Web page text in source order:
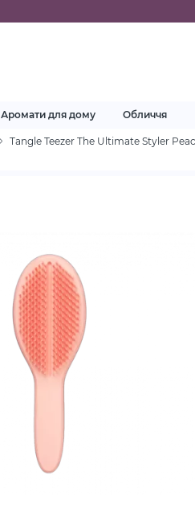
Аромати для дому Обличчя
Tangle Teezer The Ultimate Styler